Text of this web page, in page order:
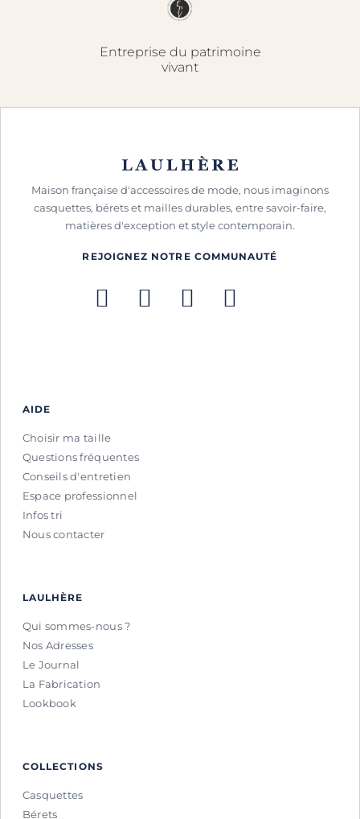
Entreprise du patrimoine
vivant
Maison française d'accessoires de mode, nous imaginons
casquettes, bérets et mailles durables, entre savoir-faire,
matières d'exception et style contemporain.
REJOIGNEZ NOTRE COMMUNAUTÉ
AIDE
Choisir ma taille
Questions fréquentes
Conseils d'entretien
Espace professionnel
Infos tri
Nous contacter
LAULHÈRE
Qui sommes-nous ?
Nos Adresses
Le Journal
La Fabrication
Lookbook
COLLECTIONS
Casquettes
Bérets
Maison etrecevez un code de
-10%*valable sur votre première
commande.
Entrer dans les coulisses